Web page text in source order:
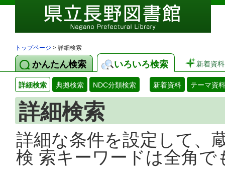
トップページ > 詳細検索
かんたん検索 いろいろ検索 新着資料
詳細検索 典拠検索 NDC分類検索 新着資料 テーマ資料
詳細検索
詳細な条件を設定して、
検 索キーワードは全角